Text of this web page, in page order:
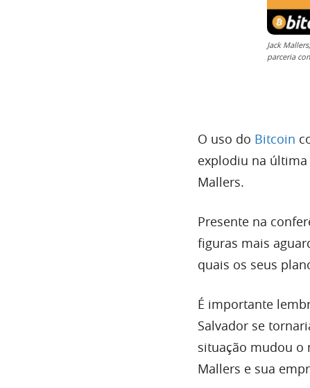
Jack
parceria
O uso do Bitcoin
explodiu na última
Mallers.
Presente na
figuras mais
quais os seus
É importante
Salvador se
situação mudou o
Mallers e sua